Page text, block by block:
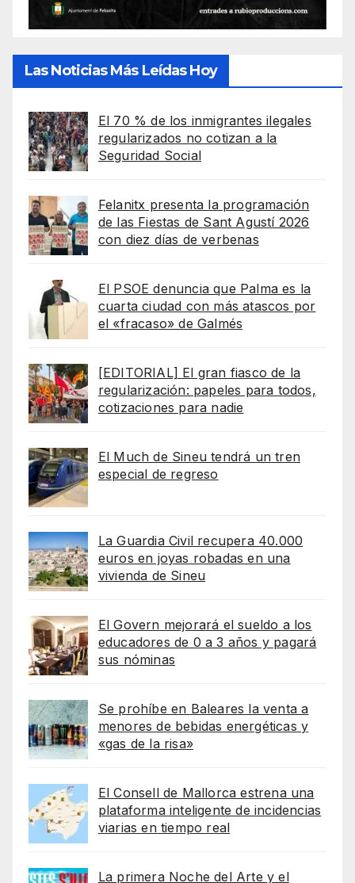
Las Noticias Más Leídas Hoy
El 70 % de los inmigrantes ilegales
regularizados no cotizan a la
Seguridad Social
Felanitx presenta la programación
de las Fiestas de Sant Agustí 2026
con diez días de verbenas
El PSOE denuncia que Palma es la
cuarta ciudad con más atascos por
el «fracaso» de Galmés
[EDITORIAL] El gran fiasco de la
regularización: papeles para todos,
cotizaciones para nadie
El Much de Sineu tendrá un tren
especial de regreso
La Guardia Civil recupera 40.000
euros en joyas robadas en una
vivienda de Sineu
El Govern mejorará el sueldo a los
educadores de 0 a 3 años y pagará
sus nóminas
Se prohíbe en Baleares la venta a
menores de bebidas energéticas y
«gas de la risa»
El Consell de Mallorca estrena una
plataforma inteligente de incidencias
viarias en tiempo real
La primera Noche del Arte y el